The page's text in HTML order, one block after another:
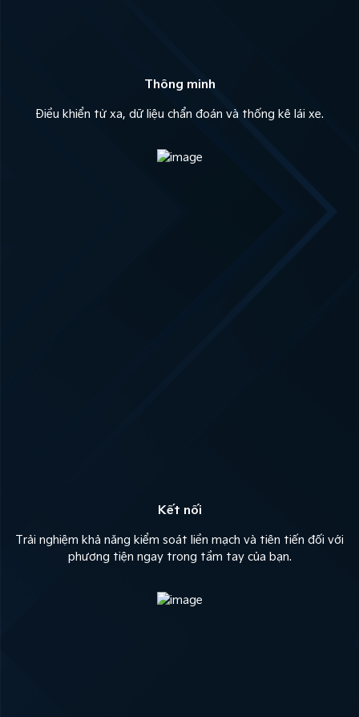
Thông minh
Điều khiển từ xa, dữ liệu chẩn đoán và thống kê lái xe.
Kết nối
Trải nghiệm khả năng kiểm soát liền mạch và tiên tiến đối với
phương tiện ngay trong tầm tay của bạn.